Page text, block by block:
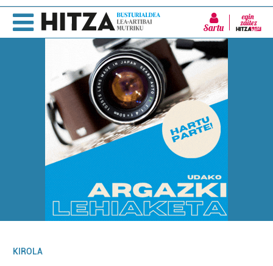
Sartu
KIROLA